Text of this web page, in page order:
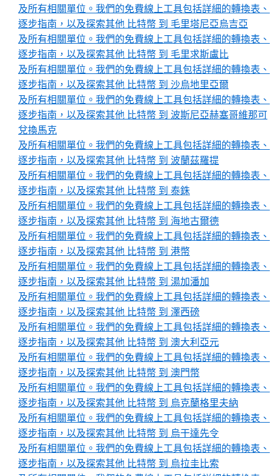
及所有相關單位。我們的免費線上工具包括詳細的轉換表、
逐步指南，以及探索其他 比特幣 到 毛里塔尼亞烏吉亞
及所有相關單位。我們的免費線上工具包括詳細的轉換表、
逐步指南，以及探索其他 比特幣 到 毛里求斯盧比
及所有相關單位。我們的免費線上工具包括詳細的轉換表、
逐步指南，以及探索其他 比特幣 到 沙烏地里亞爾
及所有相關單位。我們的免費線上工具包括詳細的轉換表、
逐步指南，以及探索其他 比特幣 到 波斯尼亞赫塞哥維那可
兌換馬克
及所有相關單位。我們的免費線上工具包括詳細的轉換表、
逐步指南，以及探索其他 比特幣 到 波蘭茲羅提
及所有相關單位。我們的免費線上工具包括詳細的轉換表、
逐步指南，以及探索其他 比特幣 到 泰銖
及所有相關單位。我們的免費線上工具包括詳細的轉換表、
逐步指南，以及探索其他 比特幣 到 海地古爾德
及所有相關單位。我們的免費線上工具包括詳細的轉換表、
逐步指南，以及探索其他 比特幣 到 港幣
及所有相關單位。我們的免費線上工具包括詳細的轉換表、
逐步指南，以及探索其他 比特幣 到 湯加潘加
及所有相關單位。我們的免費線上工具包括詳細的轉換表、
逐步指南，以及探索其他 比特幣 到 澤西磅
及所有相關單位。我們的免費線上工具包括詳細的轉換表、
逐步指南，以及探索其他 比特幣 到 澳大利亞元
及所有相關單位。我們的免費線上工具包括詳細的轉換表、
逐步指南，以及探索其他 比特幣 到 澳門幣
及所有相關單位。我們的免費線上工具包括詳細的轉換表、
逐步指南，以及探索其他 比特幣 到 烏克蘭格里夫納
及所有相關單位。我們的免費線上工具包括詳細的轉換表、
逐步指南，以及探索其他 比特幣 到 烏干達先令
及所有相關單位。我們的免費線上工具包括詳細的轉換表、
逐步指南，以及探索其他 比特幣 到 烏拉圭比索